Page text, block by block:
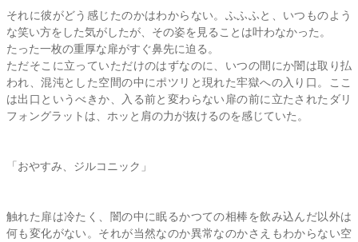
それに彼がどう感じたのかはわからない。ふふふと、いつものよう
な笑い方をした気がしたが、その姿を見ることは叶わなかった。
たった一枚の重厚な扉がすぐ鼻先に迫る。
ただそこに立っていただけのはずなのに、いつの間にか闇は取り払
われ、混沌とした空間の中にポツリと現れた牢獄への入り口。ここ
は出口というべきか、入る前と変わらない扉の前に立たされたダリ
フォングラットは、ホッと肩の力が抜けるのを感じていた。
「おやすみ、ジルコニック」
触れた扉は冷たく、闇の中に眠るかつての相棒を飲み込んだ以外は
何も変化がない。それが当然なのか異常なのかさえもわからない空